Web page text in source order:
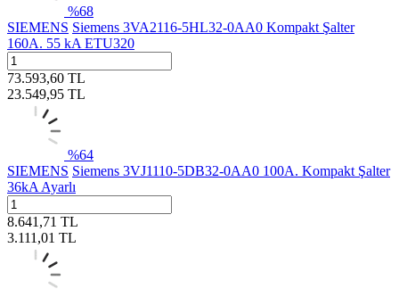
%68
SIEMENS Siemens 3VA2116-5HL32-0AA0 Kompakt Şalter
160A. 55 kA ETU320
73.593,60 TL
23.549,95 TL
%64
SIEMENS Siemens 3VJ1110-5DB32-0AA0 100A. Kompakt Şalter
36kA Ayarlı
8.641,71 TL
3.111,01 TL